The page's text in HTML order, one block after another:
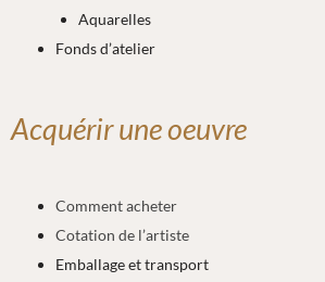
Aquarelles
Fonds d’atelier
Acquérir une oeuvre
Comment acheter
Cotation de l’artiste
Emballage et transport